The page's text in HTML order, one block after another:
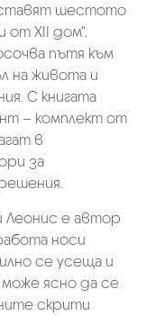
шестото
от XII дом“.
пътя към
на живота и
С книгата
– комплект от
в
за
Леонис е автор
носи
се усеща и
ясно да се
скрити